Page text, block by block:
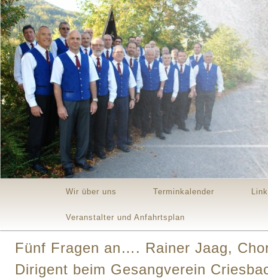
Skip to primary content
Skip to secondary content
Wir über uns Terminkalender
Veranstalter und Anfahrtsplan
Fünf Fragen an…. Rainer Jaag,
Dirigent beim Gesangverein